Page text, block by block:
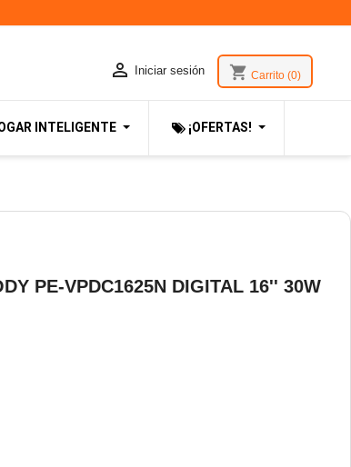
 Iniciar sesión shopping_cart Carrito (0)
INTELIGENTE ¡OFERTAS!
PE-VPDC1625N DIGITAL 16'' 30W